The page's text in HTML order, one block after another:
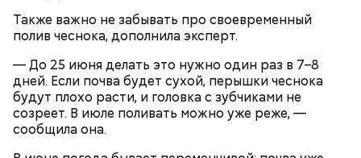
Также важно не забывать про своевременный
полив чеснока, дополнила эксперт.
— До 25 июня делать это нужно один раз в 7–8
дней. Если почва будет сухой, перышки чеснока
будут плохо расти, и головка с зубчиками не
созреет. В июле поливать можно уже реже, —
сообщила она.
беременным, кормящим женщинам;
людям с ослабленной иммунной системой;
детям.